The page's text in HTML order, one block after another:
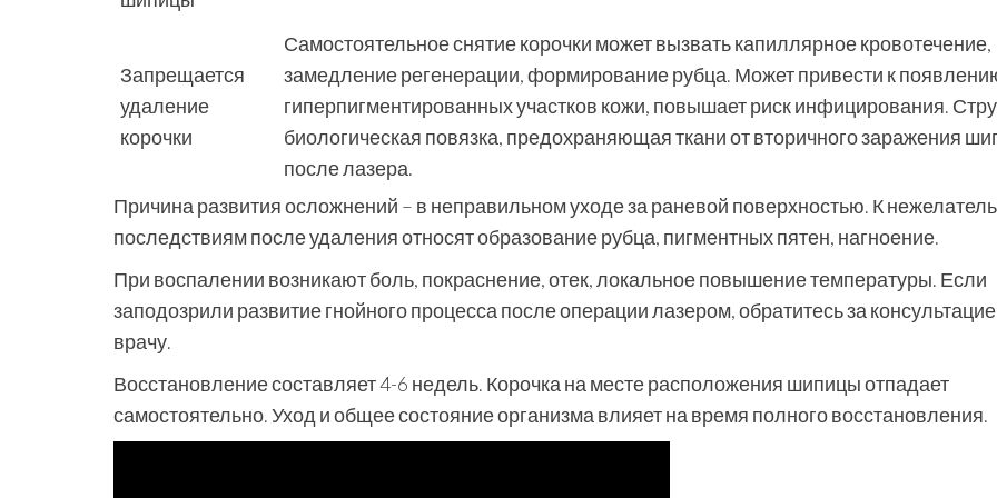
Запрещается
удаление
корочки
Самостоятельное снятие корочки может вызвать капиллярное кровотечение,
замедление регенерации, формирование рубца. Может привести к
гиперпигментированных участков кожи, повышает риск инфицирования.
биологическая повязка, предохраняющая ткани от вторичного заражения
после лазера.
Причина развития осложнений – в неправильном уходе за раневой поверхностью. К
последствиям после удаления относят образование рубца, пигментных пятен, нагноение.
При воспалении возникают боль, покраснение, отек, локальное повышение температуры. Если
заподозрили развитие гнойного процесса после операции лазером, обратитесь за
врачу.
Восстановление составляет 4-6 недель. Корочка на месте расположения шипицы отпадает
самостоятельно. Уход и общее состояние организма влияет на время полного восстановления.